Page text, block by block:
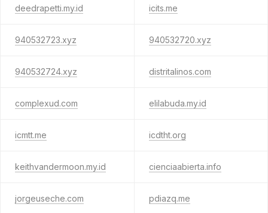
deedrapetti.my.id icits.me
940532723.xyz 940532720.xyz
940532724.xyz distritalinos.com
complexud.com elilabuda.my.id
icmtt.me icdtht.org
keithvandermoon.my.id cienciaabierta.info
jorgeuseche.com pdiazq.me